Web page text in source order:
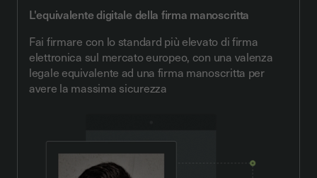
L'equivalente digitale della firma manoscritta
Fai firmare con lo standard più elevato di firma
elettronica sul mercato europeo, con una valenza
legale equivalente ad una firma manoscritta per
avere la massima sicurezza